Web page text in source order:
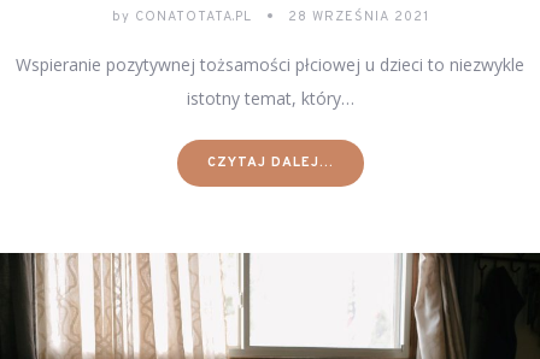
by CONATOTATA.PL 28 WRZEŚNIA 2021
Wspieranie pozytywnej tożsamości płciowej u dzieci to niezwykle
istotny temat, który…
CZYTAJ DALEJ...